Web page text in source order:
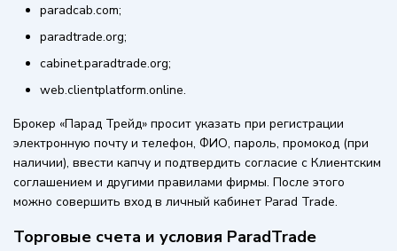
paradcab.com;
paradtrade.org;
cabinet.paradtrade.org;
web.clientplatform.online.
Брокер «Парад Трейд» просит указать при регистрации
электронную почту и телефон, ФИО, пароль, промокод (при
наличии), ввести капчу и подтвердить согласие с Клиентским
соглашением и другими правилами фирмы. После этого
можно совершить вход в личный кабинет Parad Trade.
Торговые счета и условия ParadTrade